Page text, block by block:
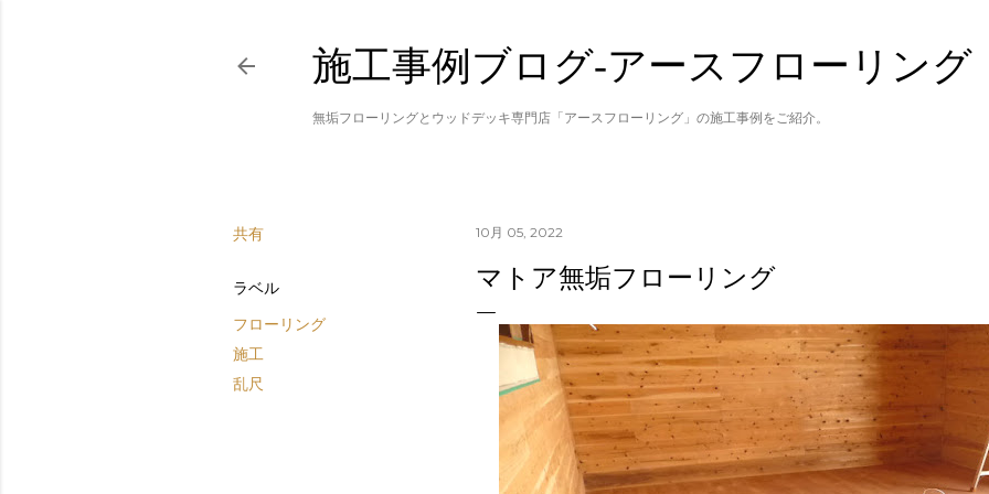
施工事例ブログ‐アースフローリング
無垢フローリングとウッドデッキ専門店「アースフローリング」の施工事例をご紹介。
共有
ラベル
フローリング
施工
乱尺
10月 05, 2022
マトア無垢フローリング